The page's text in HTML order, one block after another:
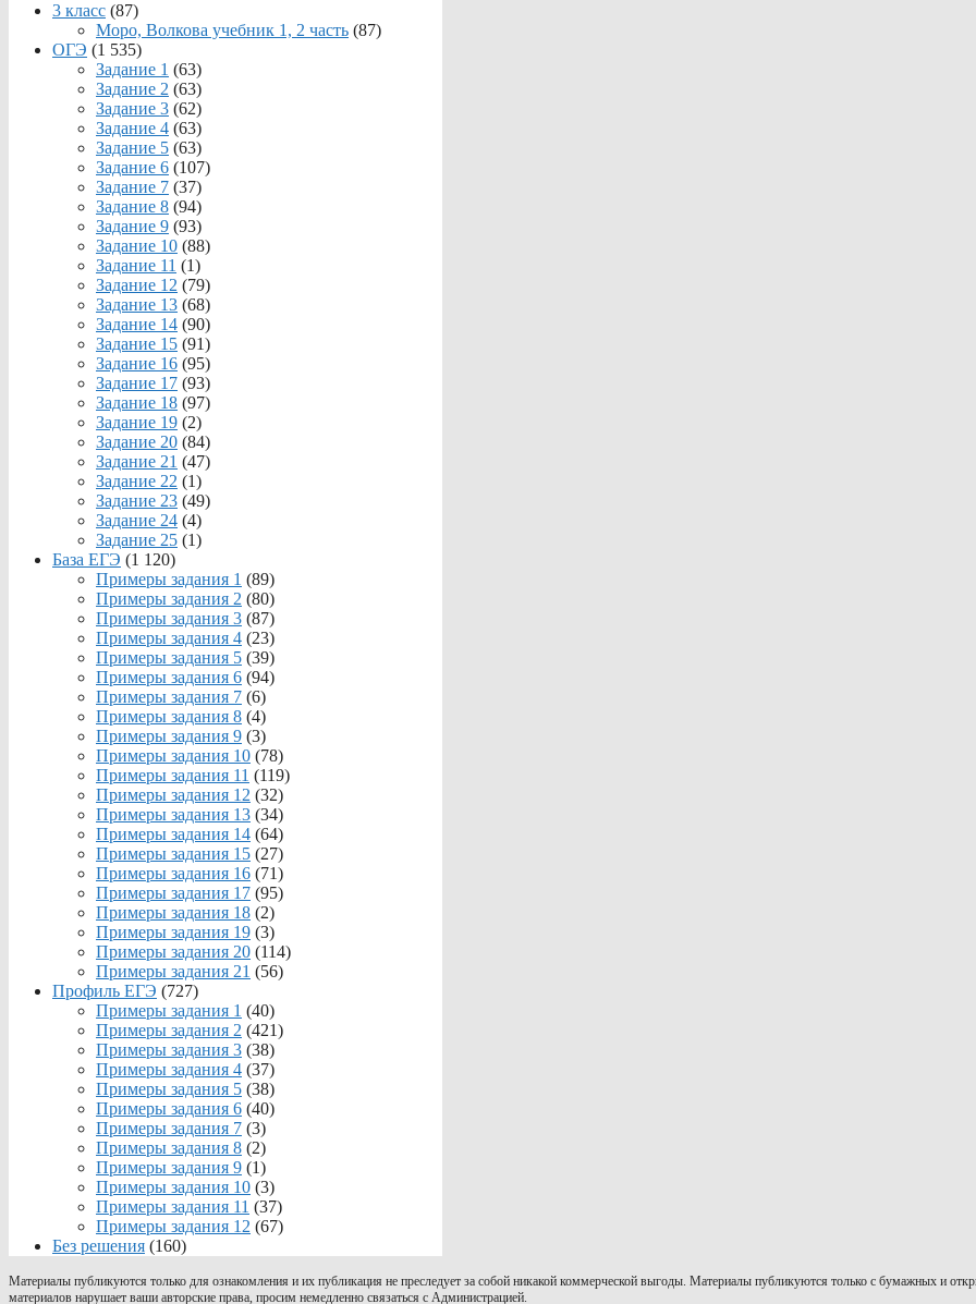
3 класс (87)
Моро, Волкова учебник 1, 2 часть (87)
ОГЭ (1 535)
Задание 1 (63)
Задание 2 (63)
Задание 3 (62)
Задание 4 (63)
Задание 5 (63)
Задание 6 (107)
Задание 7 (37)
Задание 8 (94)
Задание 9 (93)
Задание 10 (88)
Задание 11 (1)
Задание 12 (79)
Задание 13 (68)
Задание 14 (90)
Задание 15 (91)
Задание 16 (95)
Задание 17 (93)
Задание 18 (97)
Задание 19 (2)
Задание 20 (84)
Задание 21 (47)
Задание 22 (1)
Задание 23 (49)
Задание 24 (4)
Задание 25 (1)
База ЕГЭ (1 120)
Примеры задания 1 (89)
Примеры задания 2 (80)
Примеры задания 3 (87)
Примеры задания 4 (23)
Примеры задания 5 (39)
Примеры задания 6 (94)
Примеры задания 7 (6)
Примеры задания 8 (4)
Примеры задания 9 (3)
Примеры задания 10 (78)
Примеры задания 11 (119)
Примеры задания 12 (32)
Примеры задания 13 (34)
Примеры задания 14 (64)
Примеры задания 15 (27)
Примеры задания 16 (71)
Примеры задания 17 (95)
Примеры задания 18 (2)
Примеры задания 19 (3)
Примеры задания 20 (114)
Примеры задания 21 (56)
Профиль ЕГЭ (727)
Примеры задания 1 (40)
Примеры задания 2 (421)
Примеры задания 3 (38)
Примеры задания 4 (37)
Примеры задания 5 (38)
Примеры задания 6 (40)
Примеры задания 7 (3)
Примеры задания 8 (2)
Примеры задания 9 (1)
Примеры задания 10 (3)
Примеры задания 11 (37)
Примеры задания 12 (67)
Без решения (160)
Материалы публикуются только для ознакомления и их публикация не преследует за собой никакой коммерческой выгоды. Материалы публикуются только с бумажных и
материалов нарушает ваши авторские права, просим немедленно связаться с Администрацией.